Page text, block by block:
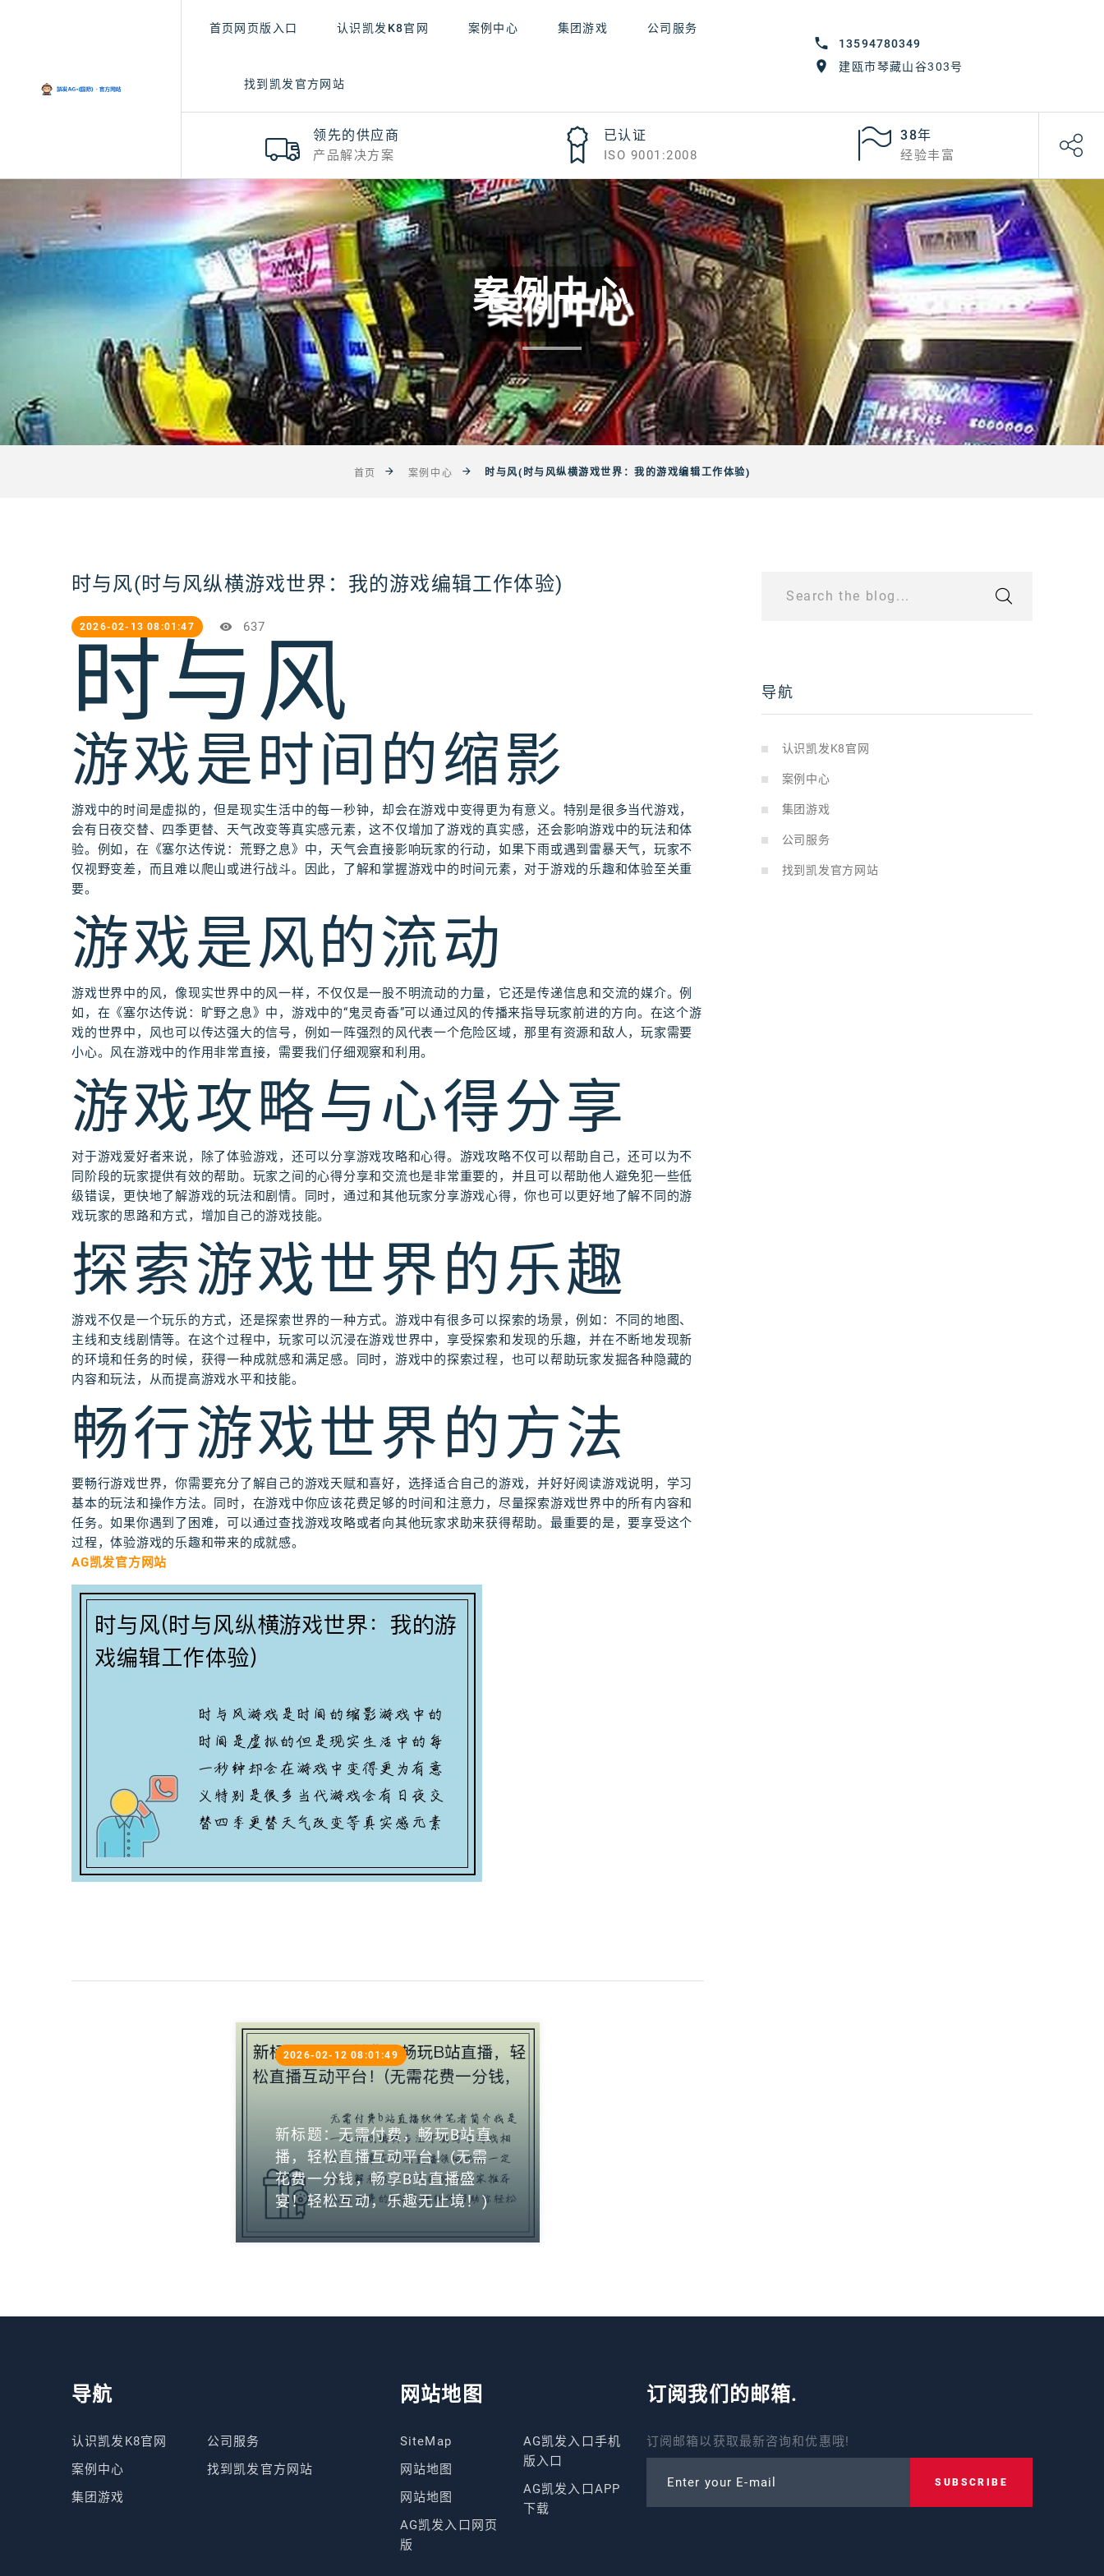
13594780349
建瓯市琴藏山谷303号
首页网页版入口 认识凯发K8官网 案例中心 集团游戏 公司服务
找到凯发官方网站
领先的供应商
产品解决方案
已认证
ISO 9001:2008
38年
经验丰富
案例中心
首页 案例中心 时与风(时与风纵横游戏世界：我的游戏编辑工作体验)
时与风(时与风纵横游戏世界：我的游戏编辑工作体验)
2026-02-13 08:01:47 637
时与风
游戏是时间的缩影
游戏中的时间是虚拟的，但是现实生活中的每一秒钟，却会在游戏中变得更为有意义。特别是很多当代游戏，
会有日夜交替、四季更替、天气改变等真实感元素，这不仅增加了游戏的真实感，还会影响游戏中的玩法和体
验。例如，在《塞尔达传说：荒野之息》中，天气会直接影响玩家的行动，如果下雨或遇到雷暴天气，玩家不
仅视野变差，而且难以爬山或进行战斗。因此，了解和掌握游戏中的时间元素，对于游戏的乐趣和体验至关重
要。
游戏是风的流动
游戏世界中的风，像现实世界中的风一样，不仅仅是一股不明流动的力量，它还是传递信息和交流的媒介。例
如，在《塞尔达传说：旷野之息》中，游戏中的“鬼灵奇香”可以通过风的传播来指导玩家前进的方向。在这个游
戏的世界中，风也可以传达强大的信号，例如一阵强烈的风代表一个危险区域，那里有资源和敌人，玩家需要
小心。风在游戏中的作用非常直接，需要我们仔细观察和利用。
游戏攻略与心得分享
对于游戏爱好者来说，除了体验游戏，还可以分享游戏攻略和心得。游戏攻略不仅可以帮助自己，还可以为不
同阶段的玩家提供有效的帮助。玩家之间的心得分享和交流也是非常重要的，并且可以帮助他人避免犯一些低
级错误，更快地了解游戏的玩法和剧情。同时，通过和其他玩家分享游戏心得，你也可以更好地了解不同的游
戏玩家的思路和方式，增加自己的游戏技能。
探索游戏世界的乐趣
游戏不仅是一个玩乐的方式，还是探索世界的一种方式。游戏中有很多可以探索的场景，例如：不同的地图、
主线和支线剧情等。在这个过程中，玩家可以沉浸在游戏世界中，享受探索和发现的乐趣，并在不断地发现新
的环境和任务的时候，获得一种成就感和满足感。同时，游戏中的探索过程，也可以帮助玩家发掘各种隐藏的
内容和玩法，从而提高游戏水平和技能。
畅行游戏世界的方法
要畅行游戏世界，你需要充分了解自己的游戏天赋和喜好，选择适合自己的游戏，并好好阅读游戏说明，学习
基本的玩法和操作方法。同时，在游戏中你应该花费足够的时间和注意力，尽量探索游戏世界中的所有内容和
任务。如果你遇到了困难，可以通过查找游戏攻略或者向其他玩家求助来获得帮助。最重要的是，要享受这个
过程，体验游戏的乐趣和带来的成就感。
AG凯发官方网站
新标题：无需付费，畅玩B站直
播，轻松直播互动平台！(无需
花费一分钱，畅享B站直播盛
宴！轻松互动，乐趣无止境！)
2026-02-12 08:01:49
Search the blog...
导航
认识凯发K8官网
案例中心
集团游戏
公司服务
找到凯发官方网站
导航
认识凯发K8官网
案例中心
集团游戏
公司服务
找到凯发官方网站
网站地图
SiteMap
网站地图
网站地图
AG凯发入口网页
版
AG凯发入口手机
版入口
AG凯发入口APP
下载
订阅我们的邮箱.
订阅邮箱以获取最新咨询和优惠哦!
Enter your E-mail SUBSCRIBE